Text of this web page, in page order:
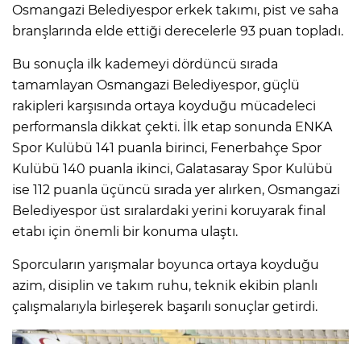
Osmangazi Belediyespor erkek takımı, pist ve saha
branşlarında elde ettiği derecelerle 93 puan topladı.
Bu sonuçla ilk kademeyi dördüncü sırada
tamamlayan Osmangazi Belediyespor, güçlü
rakipleri karşısında ortaya koyduğu mücadeleci
performansla dikkat çekti. İlk etap sonunda ENKA
Spor Kulübü 141 puanla birinci, Fenerbahçe Spor
Kulübü 140 puanla ikinci, Galatasaray Spor Kulübü
ise 112 puanla üçüncü sırada yer alırken, Osmangazi
Belediyespor üst sıralardaki yerini koruyarak final
etabı için önemli bir konuma ulaştı.
Sporcuların yarışmalar boyunca ortaya koyduğu
azim, disiplin ve takım ruhu, teknik ekibin planlı
çalışmalarıyla birleşerek başarılı sonuçlar getirdi.